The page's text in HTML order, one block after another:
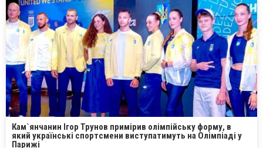
Кам`янчанин Ігор Трунов примірив олімпійську форму, в
який українські спортсмени виступатимуть на Олімпіаді у
Парижі